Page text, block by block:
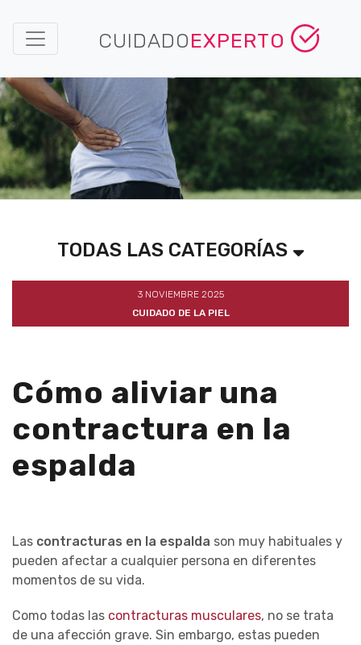
CUIDADOEXPERTO
TODAS LAS CATEGORÍAS
3 NOVIEMBRE 2025
CUIDADO DE LA PIEL
Cómo aliviar una
contractura en la
espalda
Las contracturas en la espalda son muy habituales y
pueden afectar a cualquier persona en diferentes
momentos de su vida.
Como todas las contracturas musculares, no se trata
de una afección grave. Sin embargo, estas pueden